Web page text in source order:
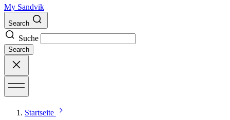
My Sandvik
Search
Suche
Search
Startseite